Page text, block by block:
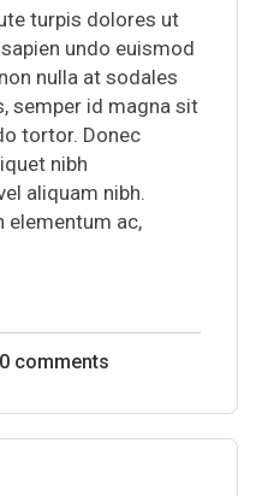
turpis dolores ut
undo euismod
nulla at sodales
semper id magna sit
tortor. Donec
nibh
aliquam nibh.
elementum ac,
0 comments